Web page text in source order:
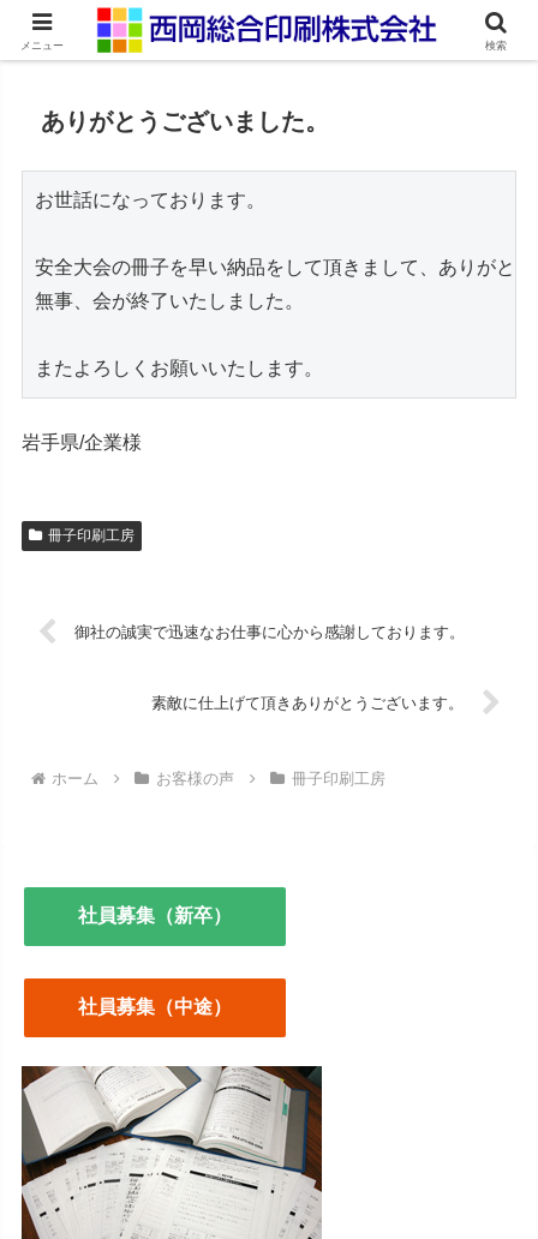
ネット印刷通販・オンデマンド印刷
ありがとうございました。
お世話になっております。
安全大会の冊子を早い納品をして頂きまして、ありがと
無事、会が終了いたしました。
またよろしくお願いいたします。
岩手県/企業様
冊子印刷工房
御社の誠実で迅速なお仕事に心から感謝しております。
素敵に仕上げて頂きありがとうございます。
ホーム お客様の声 冊子印刷工房
社員募集（新卒）
社員募集（中途）
メニュー 検索